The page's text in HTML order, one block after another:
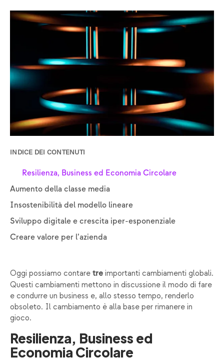
INDICE DEI CONTENUTI
Resilienza, Business ed Economia Circolare
Aumento della classe media
Insostenibilità del modello lineare
Sviluppo digitale e crescita iper-esponenziale
Creare valore per l’azienda
Oggi possiamo contare tre importanti cambiamenti globali.
Questi cambiamenti mettono in discussione il modo di fare
e condurre un business e, allo stesso tempo, renderlo
obsoleto. Il cambiamento è alla base per rimanere in
gioco.
Resilienza, Business ed
Economia Circolare